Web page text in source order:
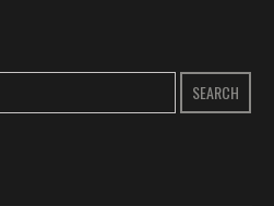
SEARCH